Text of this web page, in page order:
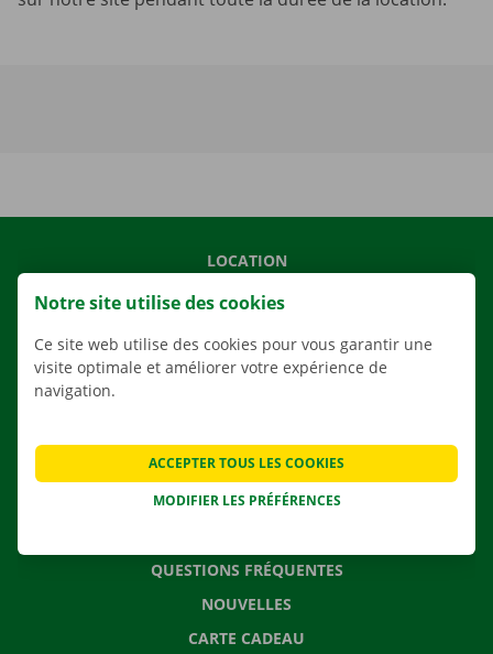
LOCATION
NOS VÉHICULES
AGENCES
QUESTIONS FRÉQUENTES
NOUVELLES
CARTE CADEAU
Notre site utilise des cookies
Ce site web utilise des cookies pour vous garantir une
visite optimale et améliorer votre expérience de
navigation.
MODIFIER LES PRÉFÉRENCES
ACCEPTER TOUS LES COOKIES